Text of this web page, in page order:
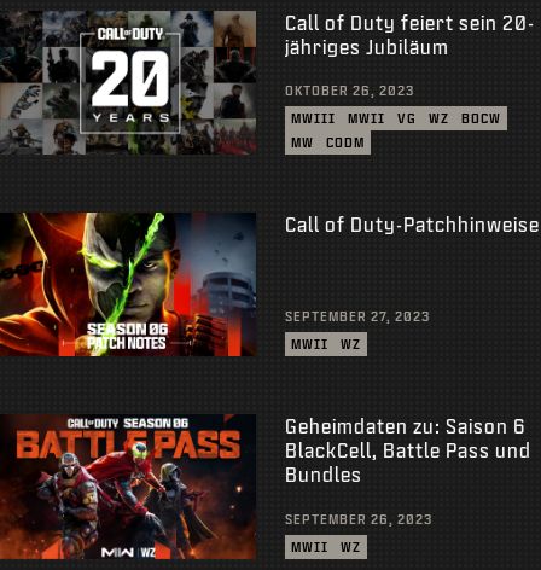
Call of Duty feiert sein 20-
jähriges Jubiläum
OKTOBER 26, 2023
MWIII
MWII VG WZ
BOCW
MW
CODM
Call of Duty-Patchhinweise
SEPTEMBER 27, 2023
MWII
WZ
Geheimdaten zu: Saison 6
BlackCell, Battle Pass und
Bundles
SEPTEMBER 26, 2023
MWII
WZ